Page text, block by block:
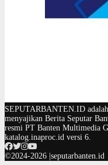
SEPUTARBANTEN.ID
menyajikan Berita Seputar
resmi PT Banten Multimedia
katalog.inaproc.id versi 6.
©2024-2026 |seputarbanten.id